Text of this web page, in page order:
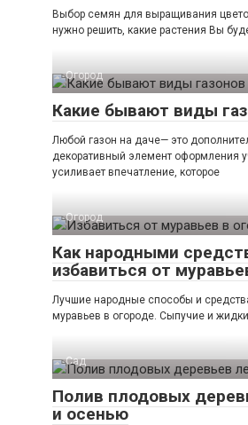
Выбор семян для выращивания
нужно решить, какие растения Вы
Огород
Какие бывают виды
Любой газон на даче— это
декоративный элемент оформления
усиливает впечатление, которое
Огород
Как народными
избавиться от
Лучшие народные способы и
муравьев в огороде. Сыпучие и
Сад
Полив плодовых
и осенью